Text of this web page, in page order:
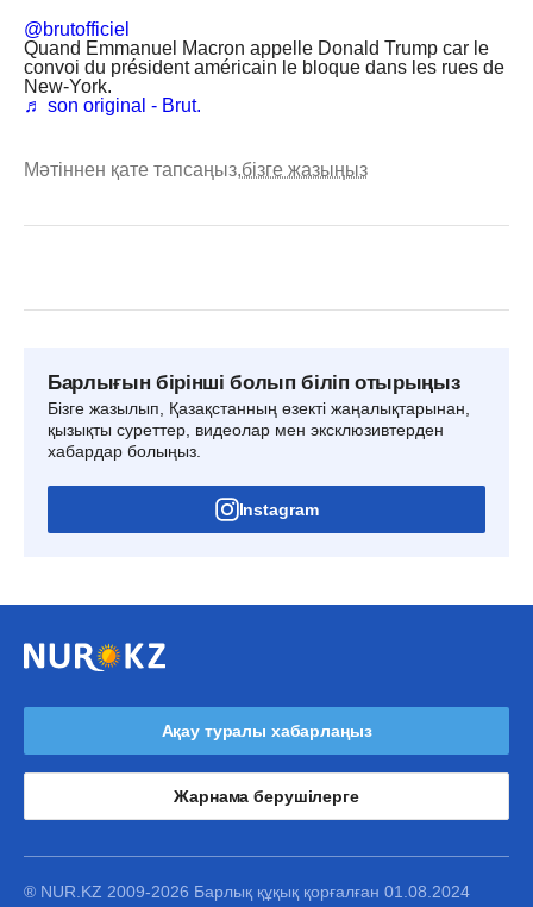
@brutofficiel
Quand Emmanuel Macron appelle Donald Trump car le
convoi du président américain le bloque dans les rues de
New-York.
♬ son original - Brut.
Мәтіннен қате тапсаңыз,бізге жазыңыз
Барлығын бірінші болып біліп отырыңыз
Бізге жазылып, Қазақстанның өзекті жаңалықтарынан,
қызықты суреттер, видеолар мен эксклюзивтерден
хабардар болыңыз.
Instagram
Ақау туралы хабарлаңыз
Жарнама берушілерге
® NUR.KZ 2009-2026 Барлық құқық қорғалған 01.08.2024